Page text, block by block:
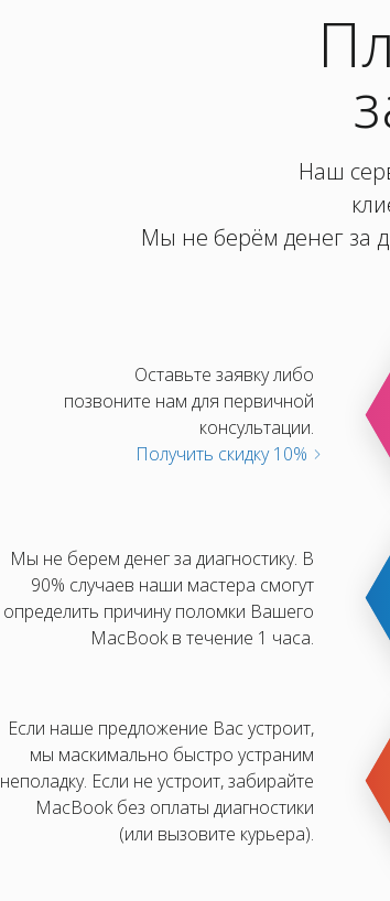
Наш
Мы не берём денег за
Оставьте заявку либо
позвоните нам для первичной
консультации.
Получить скидку 10%
Мы не берем денег за диагностику. В
90% случаев наши мастера смогут
определить причину поломки Вашего
MacBook в течение 1 часа.
Если наше предложение Вас устроит,
мы маскимально быстро устраним
неполадку. Если не устроит, забирайте
MacBook без оплаты диагностики
(или вызовите курьера).